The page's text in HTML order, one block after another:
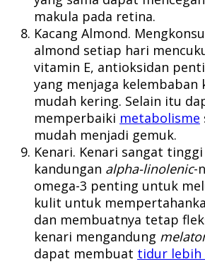
makula pada retina.
Kacang Almond.
almond setiap hari
vitamin E, antioksidan
yang menjaga
mudah kering. Selain itu
memperbaiki metabolisme
mudah menjadi gemuk.
Kenari. Kenari sangat tinggi
kandungan alpha-linolenic-
omega-3 penting untuk
kulit untuk
dan membuatnya tetap
kenari mengandung
dapat membuat tidur lebih